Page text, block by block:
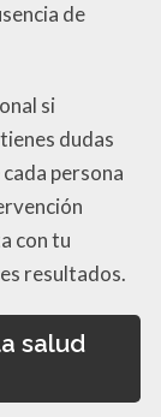
de
si
dudas
persona
con tu
resultados.
salud